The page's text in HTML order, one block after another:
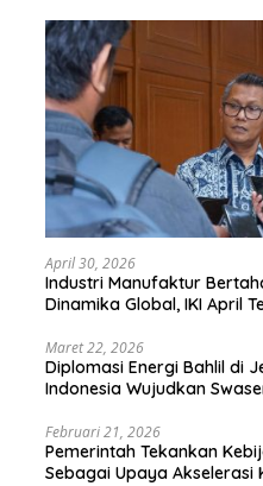
April 30, 2026
Industri Manufaktur
Dinamika Global, IKI April
Maret 22, 2026
Diplomasi Energi Bahlil di
Indonesia Wujudkan
Februari 21, 2026
Pemerintah Tekankan
Sebagai Upaya Akselerasi